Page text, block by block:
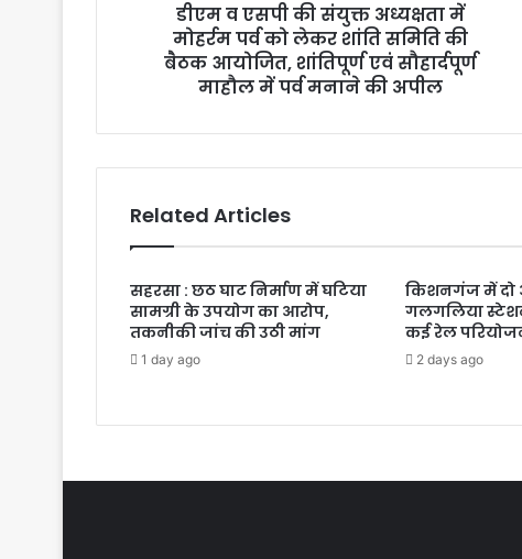
डीएम व एसपी की संयुक्त अध्यक्षता में
मोहर्रम पर्व को लेकर शांति समिति की
बैठक आयोजित, शांतिपूर्ण एवं सौहार्दपूर्ण
माहौल में पर्व मनाने की अपील
Related Articles
सहरसा : छठ घाट निर्माण में घटिया
सामग्री के उपयोग का आरोप,
तकनीकी जांच की उठी मांग
1 day ago
किशनगंज में दो
गलगलिया
कई रेल
2 days ago